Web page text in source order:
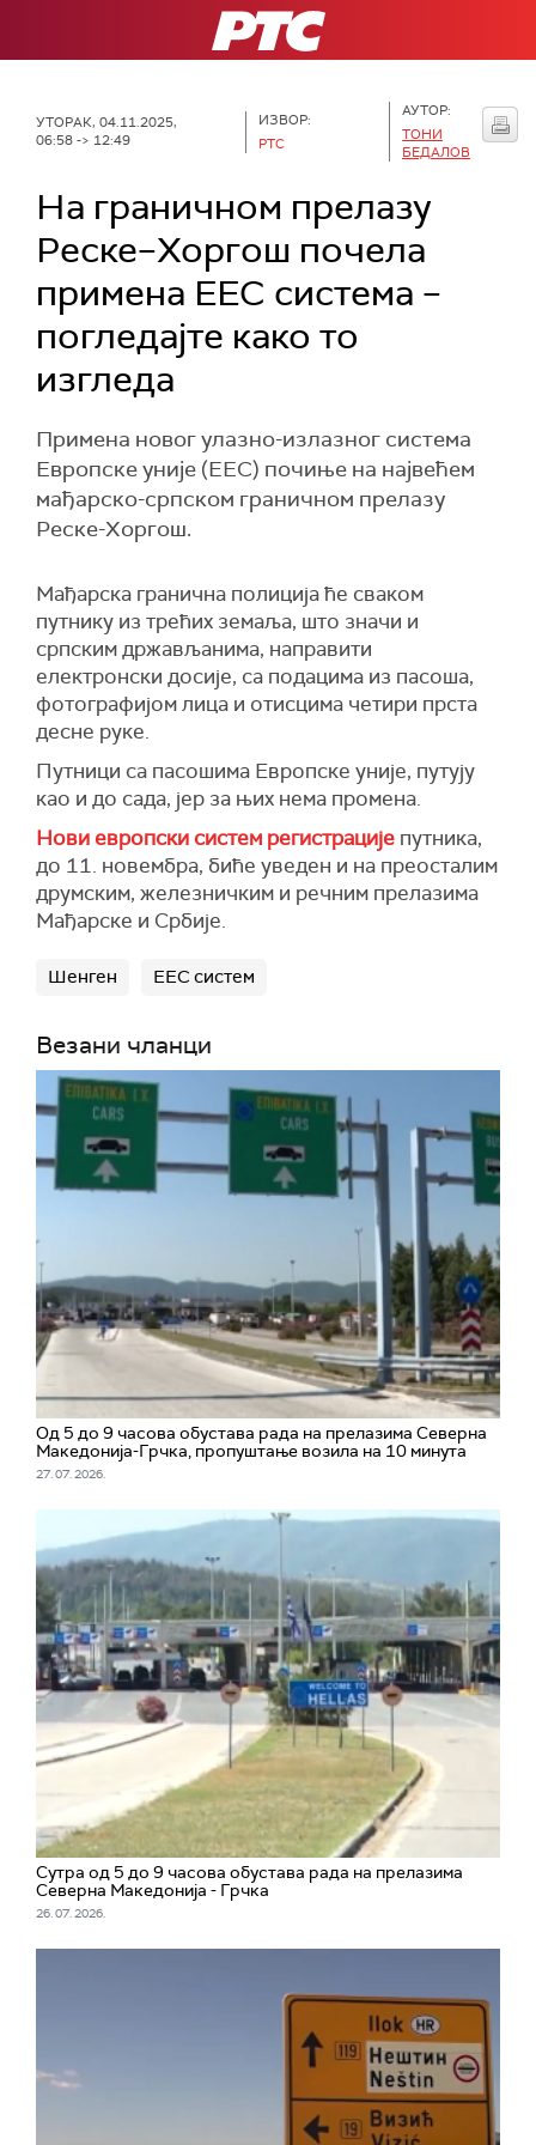
РТС
УТОРАК, 04.11.2025,
06:58 -> 12:49
ИЗВОР:
РТС
АУТОР:
ТОНИ
БЕДАЛОВ
На граничном прелазу
Реске–Хоргош почела
примена ЕЕС система –
погледајте како то
изгледа
Примена новог улазно-излазног система
Европске уније (ЕЕС) почиње на највећем
мађарско-српском граничном прелазу
Реске-Хоргош.
Мађарска гранична полиција ће сваком
путнику из трећих земаља, што значи и
српским држављанима, направити
електронски досије, са подацима из пасоша,
фотографијом лица и отисцима четири прста
десне руке.
Путници са пасошима Европске уније, путују
као и до сада, јер за њих нема промена.
Нови европски систем регистрације путника,
до 11. новембра, биће уведен и на преосталим
друмским, железничким и речним прелазима
Мађарске и Србије.
Шенген ЕЕС систем
Везани чланци
Од 5 до 9 часова обустава рада на прелазима Северна
Македонија-Грчка, пропуштање возила на 10 минута
27. 07. 2026.
Сутра од 5 до 9 часова обустава рада на прелазима
Северна Македонија - Грчка
26. 07. 2026.